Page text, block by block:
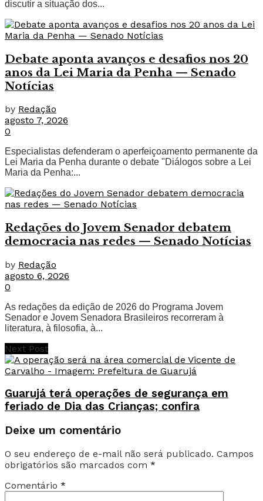
discutir a situação dos...
Debate aponta avanços e desafios nos 20
anos da Lei Maria da Penha — Senado
Notícias
by Redação
agosto 7, 2026
0
Especialistas defenderam o aperfeiçoamento permanente da
Lei Maria da Penha durante o debate "Diálogos sobre a Lei
Maria da Penha:...
Redações do Jovem Senador debatem
democracia nas redes — Senado Notícias
by Redação
agosto 6, 2026
0
As redações da edição de 2026 do Programa Jovem
Senador e Jovem Senadora Brasileiros recorreram à
literatura, à filosofia, à...
Next Post
Guarujá terá operações de segurança em
feriado de Dia das Crianças; confira
Deixe um comentário
O seu endereço de e-mail não será publicado. Campos
obrigatórios são marcados com *
Comentário *